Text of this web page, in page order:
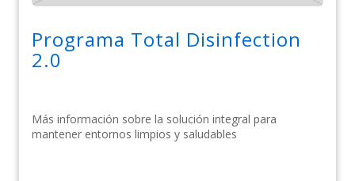
Programa Total Disinfection
2.0
Más información sobre la solución integral para
mantener entornos limpios y saludables